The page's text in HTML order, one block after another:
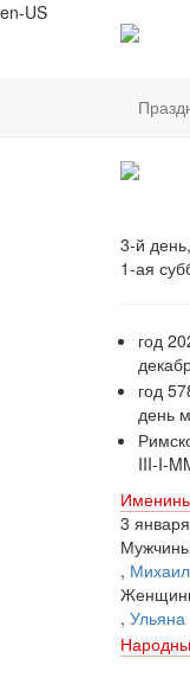
en-US
3-й
1-ая
год
год
день
III-I-
3
Мужчины
, Михаил
, Ульяна